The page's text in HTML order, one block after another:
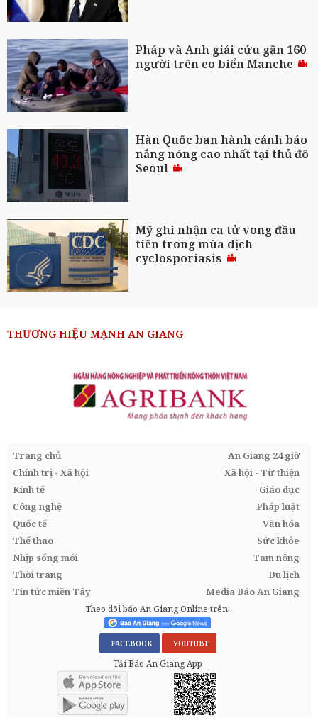
Pháp và Anh giải cứu gần 160
người trên eo biển Manche
Hàn Quốc ban hành cảnh báo
nắng nóng cao nhất tại thủ đô
Seoul
Mỹ ghi nhận ca tử vong đầu
tiên trong mùa dịch
cyclosporiasis
THƯƠNG HIỆU MẠNH AN GIANG
Trang chủ
An Giang 24 giờ
Chính trị - Xã hội
Xã hội - Từ thiện
Kinh tế
Giáo dục
Công nghệ
Pháp luật
Quốc tế
Văn hóa
Thể thao
Sức khỏe
Nhịp sống mới
Tam nông
Thời trang
Du lịch
Tin tức miền Tây
Media Báo An Giang
Theo dõi báo An Giang Online trên:
FACEBOOK YOUTUBE
Tải Báo An Giang App